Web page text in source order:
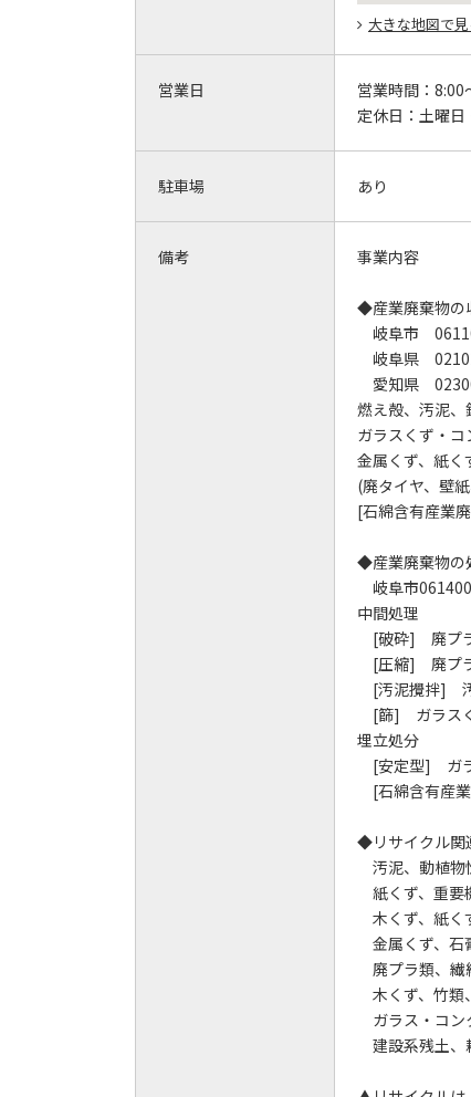
大きな地図で見
営業日 営業時間： 8:00
定休日： 土曜日
駐車場 あり
備考 事業内容
◆産業廃棄物の
岐阜市
岐阜県
愛知県
燃え殻、汚泥、
ガラスくず・コ
金属くず、紙く
(廃タイヤ、壁
[石綿含有産業
◆産業廃棄物の
岐阜市
中間処理
[破砕] 廃プラ
[圧縮] 廃プラ
[汚泥攪拌] 汚
[篩] ガラスく
埋立処分
[安定型] ガラ
[石綿含有産
◆リサイクル関
汚泥、動植物
紙くず、重要
木くず、紙く
金属くず、石
廃プラ類、繊
木くず、竹類
ガラス・コン
建設系残土、